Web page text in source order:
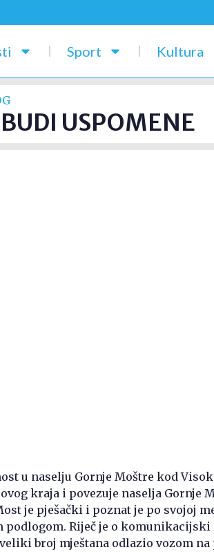
Sport Kultura
USPOMENE
u naselju Gornje Moštre kod
kraja i povezuje naselja Gornje
je pješački i poznat je po svojoj
podlogom. Riječ je o
broj mještana odlazio vozom